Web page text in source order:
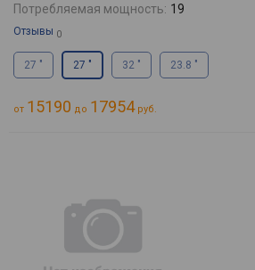
Потребляемая мощность: 19
Отзывы 0
27 " 27 " 32 " 23.8 "
от 15190 до 17954руб.